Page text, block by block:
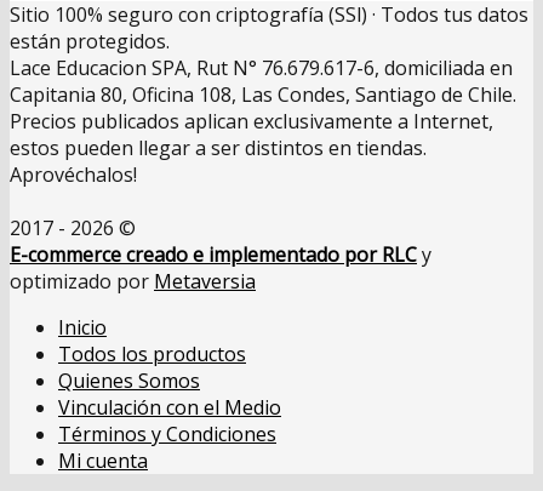
Sitio 100% seguro con criptografía (SSl) · Todos tus datos
están protegidos.
Lace Educacion SPA, Rut N° 76.679.617-6, domiciliada en
Capitania 80, Oficina 108, Las Condes, Santiago de Chile.
Precios publicados aplican exclusivamente a Internet,
estos pueden llegar a ser distintos en tiendas.
Aprovéchalos!
2017 - 2026 ©
E-commerce creado e implementado por RLCy
optimizado por Metaversia
Inicio
Todos los productos
Quienes Somos
Vinculación con el Medio
Términos y Condiciones
Mi cuenta